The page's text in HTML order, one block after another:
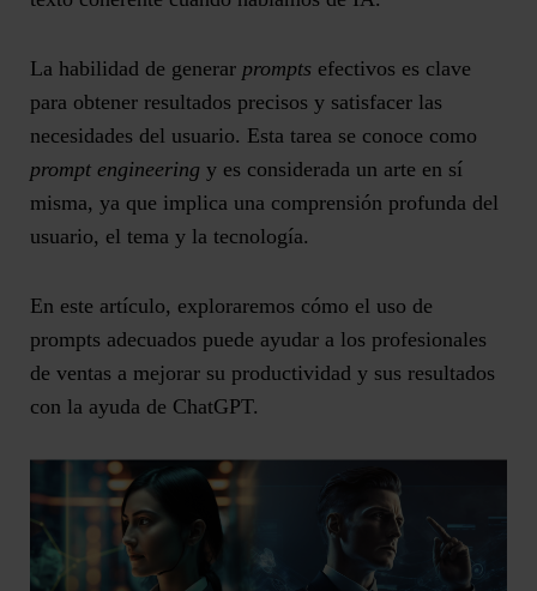
La habilidad de generar prompts efectivos es clave
para obtener resultados precisos y satisfacer las
necesidades del usuario. Esta tarea se conoce como
prompt engineering y es considerada un arte en sí
misma, ya que implica una comprensión profunda del
usuario, el tema y la tecnología.
En este artículo, exploraremos cómo el uso de
prompts adecuados puede ayudar a los profesionales
de ventas a mejorar su productividad y sus resultados
con la ayuda de ChatGPT.